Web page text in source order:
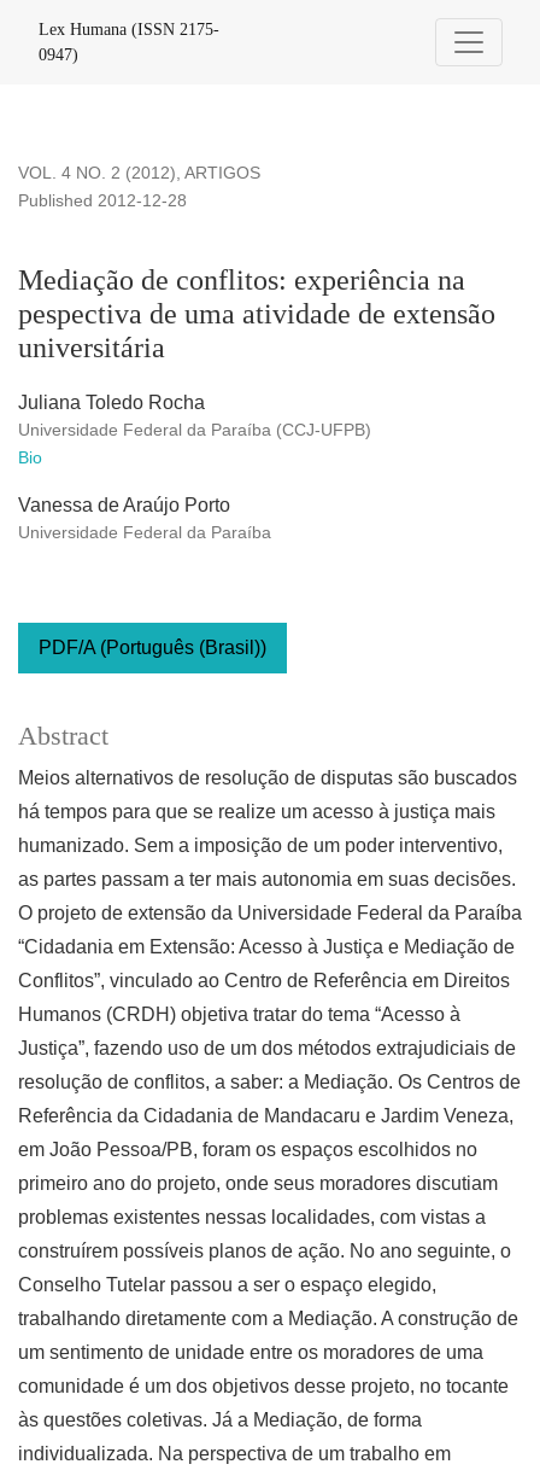
Lex Humana (ISSN 2175-
0947)
VOL. 4 NO. 2 (2012), ARTIGOS
Mediação de conflitos: experiência na
pespectiva de uma atividade de extensão
universitária
Published 2012-12-28
Juliana Toledo Rocha
Universidade Federal da Paraíba (CCJ-UFPB)
Bio
Vanessa de Araújo Porto
Universidade Federal da Paraíba
PDF/A (Português (Brasil))
Abstract
Meios alternativos de resolução de disputas são buscados
há tempos para que se realize um acesso à justiça mais
humanizado. Sem a imposição de um poder interventivo,
as partes passam a ter mais autonomia em suas decisões.
O projeto de extensão da Universidade Federal da Paraíba
“Cidadania em Extensão: Acesso à Justiça e Mediação de
Conflitos”, vinculado ao Centro de Referência em Direitos
Humanos (CRDH) objetiva tratar do tema “Acesso à
Justiça”, fazendo uso de um dos métodos extrajudiciais de
resolução de conflitos, a saber: a Mediação. Os Centros de
Referência da Cidadania de Mandacaru e Jardim Veneza,
em João Pessoa/PB, foram os espaços escolhidos no
primeiro ano do projeto, onde seus moradores discutiam
problemas existentes nessas localidades, com vistas a
construírem possíveis planos de ação. No ano seguinte, o
Conselho Tutelar passou a ser o espaço elegido,
trabalhando diretamente com a Mediação. A construção de
um sentimento de unidade entre os moradores de uma
comunidade é um dos objetivos desse projeto, no tocante
às questões coletivas. Já a Mediação, de forma
individualizada. Na perspectiva de um trabalho em